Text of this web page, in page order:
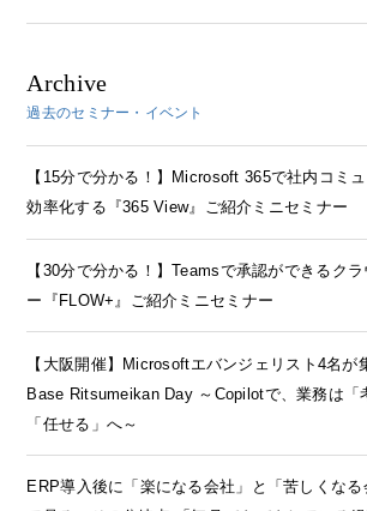
Archive
過去のセミナー・イベント
【15分で分かる！】Microsoft 365で社内コミ
効率化する『365 View』ご紹介ミニセミナー
【30分で分かる！】Teamsで承認ができるク
ー『FLOW+』ご紹介ミニセミナー
【大阪開催】Microsoftエバンジェリスト4名
Base Ritsumeikan Day ～Copilotで、業務は「
「任せる」へ～
ERP導入後に「楽になる会社」と「苦しくなる